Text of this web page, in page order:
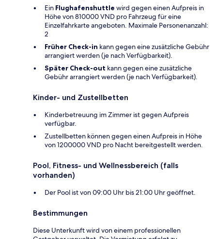
Ein Flughafenshuttle wird gegen einen Aufpreis in
Höhe von 810000 VND pro Fahrzeug für eine
Einzelfahrkarte angeboten. Maximale Personenanzahl:
2
Früher Check-in kann gegen eine zusätzliche Gebühr
arrangiert werden (je nach Verfügbarkeit).
Später Check-out kann gegen eine zusätzliche
Gebühr arrangiert werden (je nach Verfügbarkeit).
Kinder- und Zustellbetten
Kinderbetreuung im Zimmer ist gegen Aufpreis
verfügbar.
Zustellbetten können gegen einen Aufpreis in Höhe
von 1200000 VND pro Nacht bereitgestellt werden.
Pool, Fitness- und Wellnessbereich (falls
vorhanden)
Der Pool ist von 09:00 Uhr bis 21:00 Uhr geöffnet.
Bestimmungen
Diese Unterkunft wird von einem professionellen